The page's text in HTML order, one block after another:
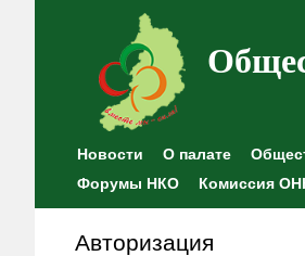
Новости О палате
Форумы НКО
Комиссия
Авторизация